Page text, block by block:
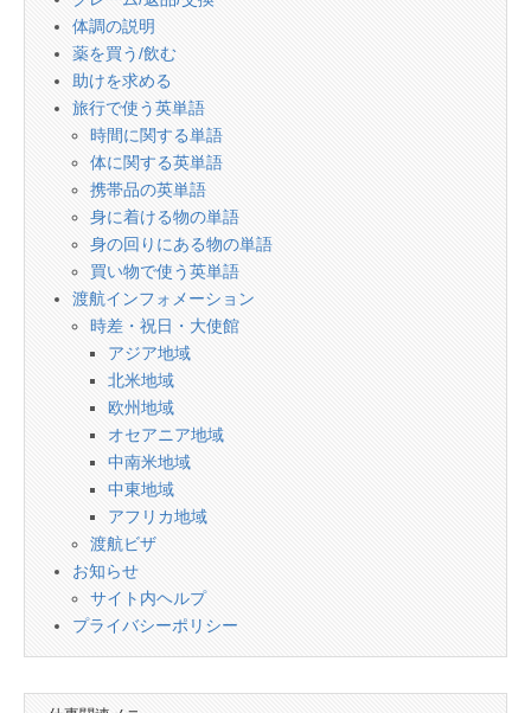
体調の説明
薬を買う/飲む
助けを求める
旅行で使う英単語
時間に関する単語
体に関する英単語
携帯品の英単語
身に着ける物の単語
身の回りにある物の単語
買い物で使う英単語
渡航インフォメーション
時差・祝日・大使館
アジア地域
北米地域
欧州地域
オセアニア地域
中南米地域
中東地域
アフリカ地域
渡航ビザ
お知らせ
サイト内ヘルプ
プライバシーポリシー